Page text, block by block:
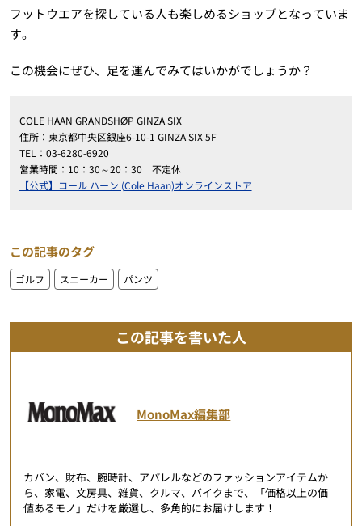
フットウエアを探している人も楽しめるショップとなっていま
す。
この機会にぜひ、足を運んでみてはいかがでしょうか？
COLE HAAN GRANDSHØP GINZA SIX
住所：東京都中央区銀座6-10-1 GINZA SIX 5F
TEL：03-6280-6920
営業時間：10：30～20：30 不定休
【公式】コール ハーン (Cole Haan)オンラインストア
この記事のタグ
ゴルフ スニーカー パンツ
この記事を書いた人
MonoMax編集部
カバン、財布、腕時計、アパレルなどのファッションアイテムか
ら、家電、文房具、雑貨、クルマ、バイクまで、「価格以上の価
値あるモノ」だけを厳選し、多角的にお届けします！